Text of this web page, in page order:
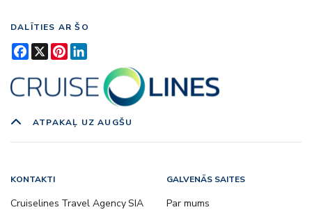
DALĪTIES AR ŠO
Facebook
X Pinterest
ATPAKAĻ UZ AUGŠU
KONTAKTI
Cruiselines Travel Agency SIA
GALVENĀS SAITES
Par mums